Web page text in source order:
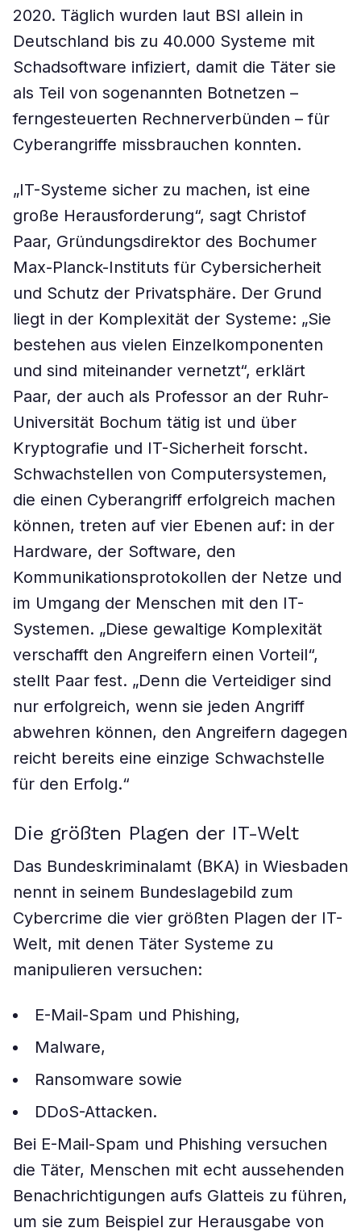
2020. Täglich wurden laut BSI allein in
Deutschland bis zu 40.000 Systeme mit
Schadsoftware infiziert, damit die Täter sie
als Teil von sogenannten Botnetzen –
ferngesteuerten Rechnerverbünden – für
Cyberangriffe missbrauchen konnten.
„IT-Systeme sicher zu machen, ist eine
große Herausforderung“, sagt Christof
Paar, Gründungsdirektor des Bochumer
Max-Planck-Instituts für Cybersicherheit
und Schutz der Privatsphäre. Der Grund
liegt in der Komplexität der Systeme: „Sie
bestehen aus vielen Einzelkomponenten
und sind miteinander vernetzt“, erklärt
Paar, der auch als Professor an der Ruhr-
Universität Bochum tätig ist und über
Kryptografie und IT-Sicherheit forscht.
Schwachstellen von Computersystemen,
die einen Cyberangriff erfolgreich machen
können, treten auf vier Ebenen auf: in der
Hardware, der Software, den
Kommunikationsprotokollen der Netze und
im Umgang der Menschen mit den IT-
Systemen. „Diese gewaltige Komplexität
verschafft den Angreifern einen Vorteil“,
stellt Paar fest. „Denn die Verteidiger sind
nur erfolgreich, wenn sie jeden Angriff
abwehren können, den Angreifern dagegen
reicht bereits eine einzige Schwachstelle
für den Erfolg.“
Die größten Plagen der IT-Welt
Das Bundeskriminalamt (BKA) in Wiesbaden
nennt in seinem Bundeslagebild zum
Cybercrime die vier größten Plagen der IT-
Welt, mit denen Täter Systeme zu
manipulieren versuchen:
E-Mail-Spam und Phishing,
Malware,
Ransomware sowie
DDoS-Attacken.
Bei E-Mail-Spam und Phishing versuchen
die Täter, Menschen mit echt aussehenden
Benachrichtigungen aufs Glatteis zu führen,
um sie zum Beispiel zur Herausgabe von